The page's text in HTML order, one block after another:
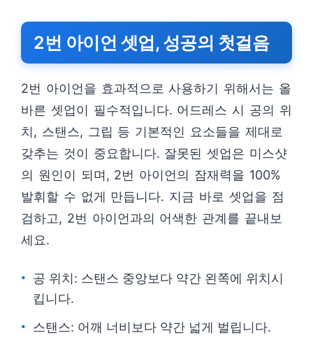
2번 아이언 셋업, 성공의 첫걸음
2번 아이언을 효과적으로 사용하기 위해서는 올
바른 셋업이 필수적입니다. 어드레스 시 공의 위
치, 스탠스, 그립 등 기본적인 요소들을 제대로
갖추는 것이 중요합니다. 잘못된 셋업은 미스샷
의 원인이 되며, 2번 아이언의 잠재력을 100%
발휘할 수 없게 만듭니다. 지금 바로 셋업을 점
검하고, 2번 아이언과의 어색한 관계를 끝내보
세요.
공 위치: 스탠스 중앙보다 약간 왼쪽에 위치시
킵니다.
스탠스: 어깨 너비보다 약간 넓게 벌립니다.